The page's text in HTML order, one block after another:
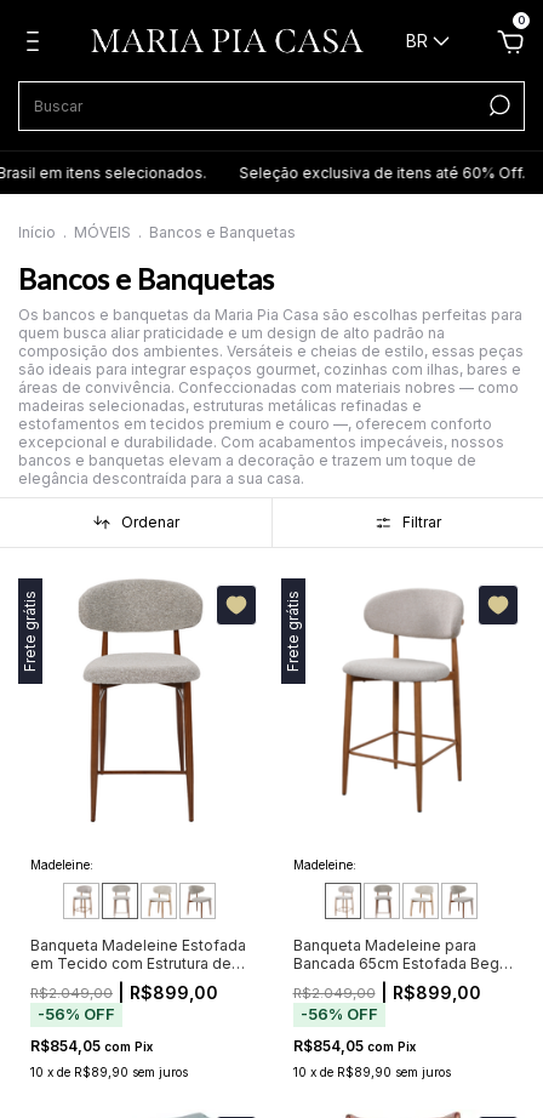
BR
0
em itens selecionados. Seleção exclusiva de itens até 60% Off.
Início . MÓVEIS . Bancos e Banquetas
Bancos e Banquetas
Os bancos e banquetas da Maria Pia Casa são escolhas perfeitas para
quem busca aliar praticidade e um design de alto padrão na
composição dos ambientes. Versáteis e cheias de estilo, essas peças
são ideais para integrar espaços gourmet, cozinhas com ilhas, bares e
áreas de convivência. Confeccionadas com materiais nobres — como
madeiras selecionadas, estruturas metálicas refinadas e
estofamentos em tecidos premium e couro —, oferecem conforto
excepcional e durabilidade. Com acabamentos impecáveis, nossos
bancos e banquetas elevam a decoração e trazem um toque de
elegância descontraída para a sua casa.
Ordenar Filtrar
Frete grátis
Madeleine:
Banqueta Madeleine Estofada
em Tecido com Estrutura de
Metal Amadeirado
R$2.049,00 | R$899,00
-56% OFF
R$854,05 com Pix
10 x de R$89,90 sem juros
Frete grátis
Madeleine:
Banqueta Madeleine para
Bancada 65cm Estofada Bege
com Estrutura Metálica
Amadeirada (Pré-venda -
Envio a partir de 18/09)
R$2.049,00| R$899,00
-56% OFF
R$854,05 com Pix
10 x de R$89,90 sem juros